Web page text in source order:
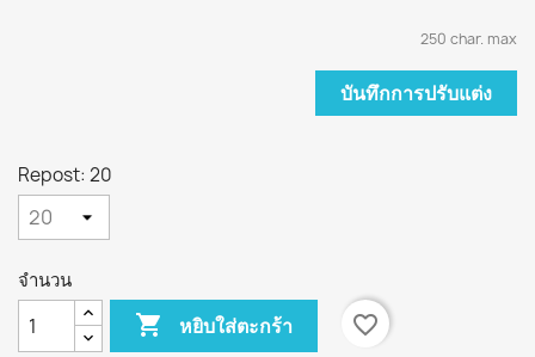
250 char. max
บันทึกการปรับแต่ง
Repost: 20
จำนวน
 หยิบใส่ตะกร้า
favorite_border